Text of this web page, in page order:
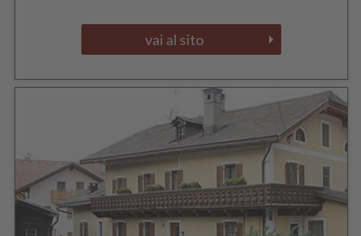
vai al sito